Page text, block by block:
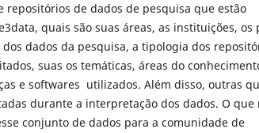
repositórios de dados de pesquisa que estão
quais são suas áreas, as instituições, os
dados da pesquisa, a tipologia dos
suas os temáticas, áreas do
e softwares utilizados. Além disso, outras
durante a interpretação dos dados. O que
conjunto de dados para a comunidade de